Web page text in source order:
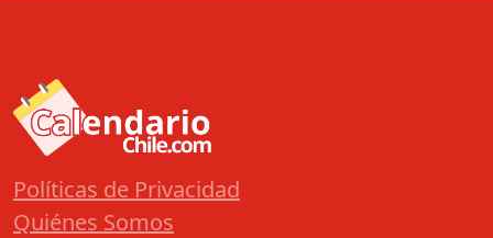
Políticas de Privacidad
Quiénes Somos